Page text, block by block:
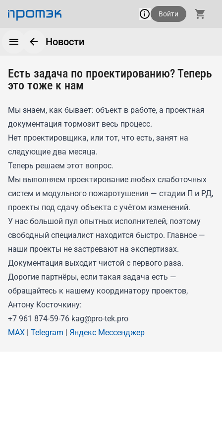
Войти
Новости
Есть задача по проектированию? Теперь
это тоже к нам
Мы знаем, как бывает: объект в работе, а проектная
документация тормозит весь процесс.
Нет проектировщика, или тот, что есть, занят на
следующие два месяца.
Теперь решаем этот вопрос.
Мы выполняем проектирование любых слаботочных
систем и модульного пожаротушения — стадии П и РД,
проекты под сдачу объекта с учётом изменений.
У нас большой пул опытных исполнителей, поэтому
свободный специалист находится быстро. Главное —
наши проекты не застревают на экспертизах.
Документация выходит чистой с первого раза.
Дорогие партнёры, если такая задача есть —
обращайтесь к нашему координатору проектов,
Антону Косточкину:
+7 961 874-59-76 kag@pro-tek.pro
MAX | Telegram | Яндекс Мессенджер